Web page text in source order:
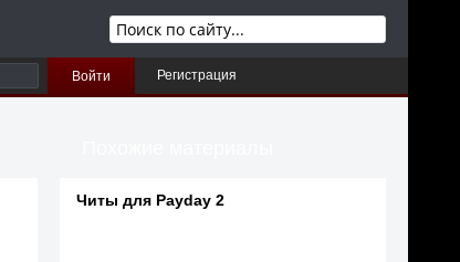
Войти Регистрация
Читы для Payday 2